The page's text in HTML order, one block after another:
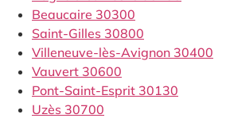
Beaucaire 30300
Saint-Gilles 30800
Villeneuve-lès-Avignon 30400
Vauvert 30600
Pont-Saint-Esprit 30130
Uzès 30700